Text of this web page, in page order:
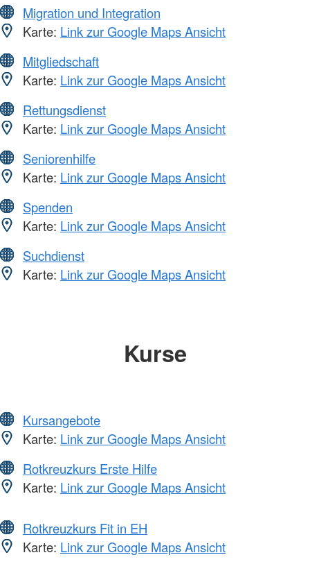
Migration und Integration
Karte: Link zur Google Maps Ansicht
Mitgliedschaft
Karte: Link zur Google Maps Ansicht
Rettungsdienst
Karte: Link zur Google Maps Ansicht
Seniorenhilfe
Karte: Link zur Google Maps Ansicht
Spenden
Karte: Link zur Google Maps Ansicht
Suchdienst
Karte: Link zur Google Maps Ansicht
Kurse
Kursangebote
Karte: Link zur Google Maps Ansicht
Rotkreuzkurs Erste Hilfe
Karte: Link zur Google Maps Ansicht
Rotkreuzkurs Fit in EH
Karte: Link zur Google Maps Ansicht